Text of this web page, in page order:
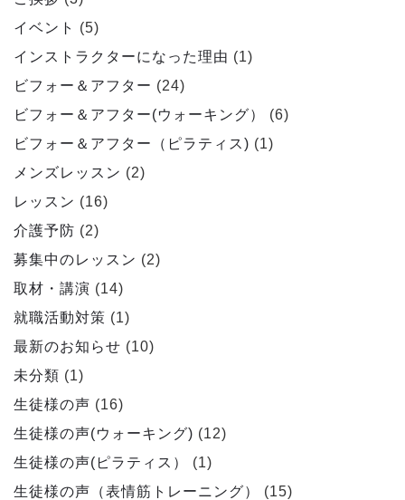
イベント
(5)
インストラクターになった理由 (1)
ビフォー＆アフター (24)
ビフォー＆アフター(ウォーキング）
(6)
ビフォー＆アフター（ピラティス) (1)
メンズレッスン (2)
レッスン (16)
介護予防 (2)
募集中のレッスン (2)
取材・講演 (14)
就職活動対策 (1)
最新のお知らせ (10)
未分類 (1)
生徒様の声 (16)
生徒様の声(ウォーキング) (12)
生徒様の声(ピラティス）
(1)
生徒様の声（表情筋トレーニング）
(15)